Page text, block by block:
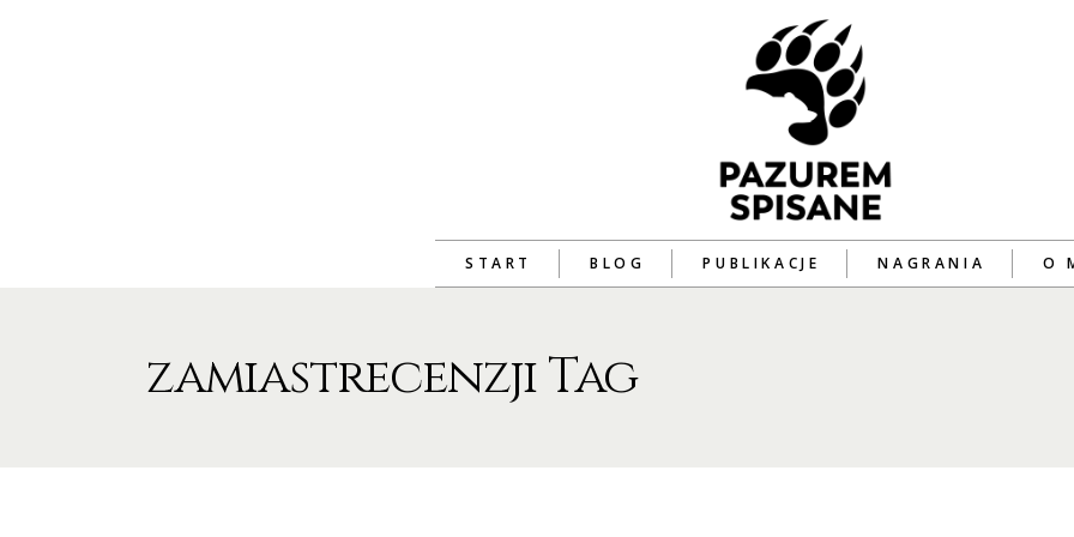
START BLOG PUBLIKACJE NAGRANIA O
zamiastrecenzji Tag